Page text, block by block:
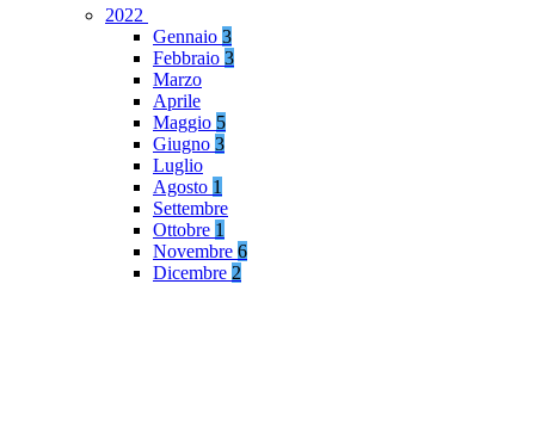
2022
Gennaio 3
Febbraio 3
Marzo
Aprile
Maggio 5
Giugno 3
Luglio
Agosto 1
Settembre
Ottobre 1
Novembre 6
Dicembre 2